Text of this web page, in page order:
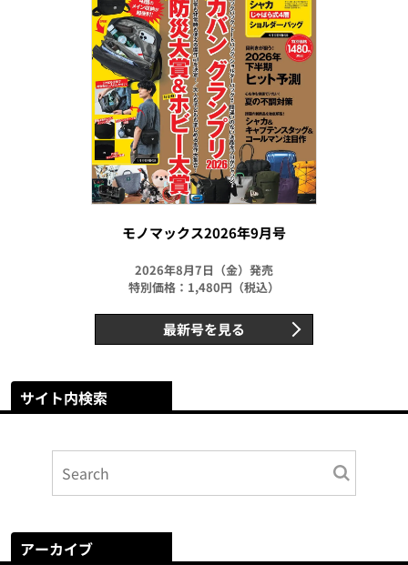
モノマックス2026年9月号
2026年8月7日（金）発売
特別価格：1,480円（税込）
最新号を見る
サイト内検索
アーカイブ